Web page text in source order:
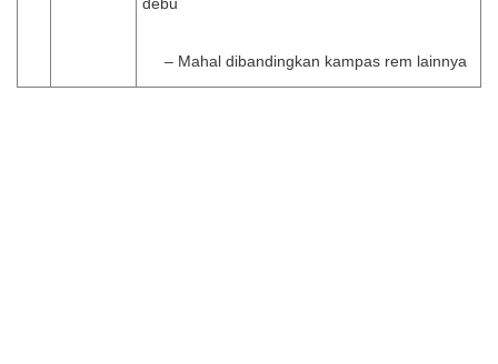
debu
– Mahal dibandingkan kampas rem lainnya